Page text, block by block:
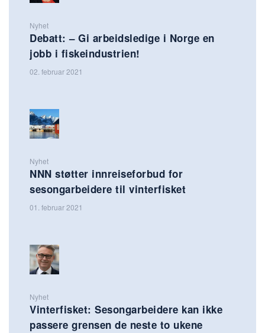
Nyhet
Debatt: – Gi arbeidsledige i Norge en
jobb i fiskeindustrien!
02. februar 2021
Nyhet
NNN støtter innreiseforbud for
sesongarbeidere til vinterfisket
01. februar 2021
Nyhet
Vinterfisket: Sesongarbeidere kan ikke
passere grensen de neste to ukene